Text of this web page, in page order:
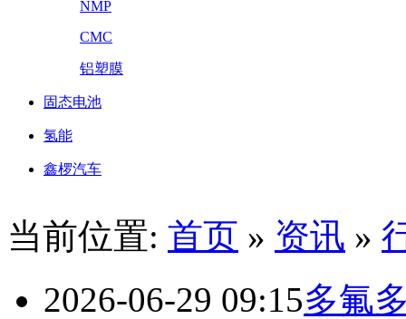
NMP
CMC
铝塑膜
固态电池
氢能
鑫椤汽车
当前位置: 首页 » 资讯 »
2026-06-29 09:15多氟